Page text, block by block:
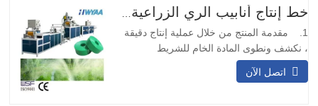
وفقًا للاحتياجات المختلفة، وهو مناسب
لسيناريوهات النقل المختلفة.…
1. مقدمة المنتج من خلال عملية إنتاج دقيقة
، نكشف ونطوى المادة الخام للشريط
المنسوج أو الحزام ، وبعد خضوعه لمعالجة
الختم الحراري ، فإنه يتحول إلى هيكل قوي
اتصل الآن